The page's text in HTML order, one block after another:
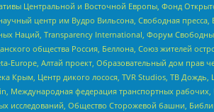
Центральной и Восточной Европы, Фонд
центр им Вудро Вильсона, Свободная
Наций, Transparеncy International, Форум
общества Россия, Беллона, Союз жителей
Europe, Алтай проект, Образовательный дом
Крым, Центр дикого лосося, TVR Studios, ТВ
Международная федерация транспортных
исследований, Общество Сторожевой башни,